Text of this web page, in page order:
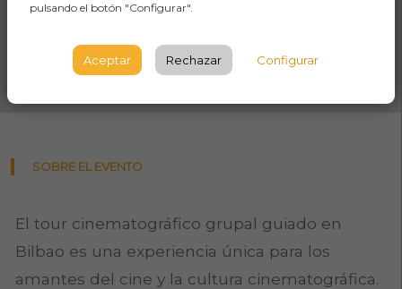
SOBRE EL EVENTO
El tour cinematográfico grupal guiado en
Bilbao es una experiencia única para los
amantes del cine y la cultura cinematográfica.
pulsando el botón "Configurar".
Aceptar Rechazar Configurar